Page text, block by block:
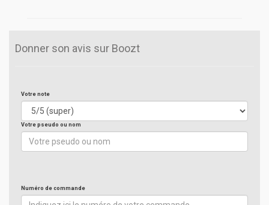
Donner son avis sur Boozt
Votre note
Votre pseudo ou nom
Numéro de commande